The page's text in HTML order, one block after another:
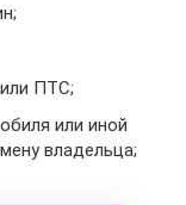
ПТС;
или иной
владельца;